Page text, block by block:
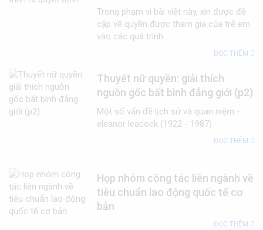
Trong phạm vi bài viết này, xin được đề
cập về quyền được tham gia của trẻ em
vào các quá trình...
ĐỌC THÊM
Thuyết nữ quyền: giải thích
nguồn gốc bất bình đẳng giới (p2)
Một số vấn đề lịch sử và quan niệm -
eleanor leacock (1922 - 1987)
ĐỌC THÊM
Họp nhóm công tác liên ngành về
tiêu chuẩn lao động quốc tế cơ
bản
ĐỌC THÊM